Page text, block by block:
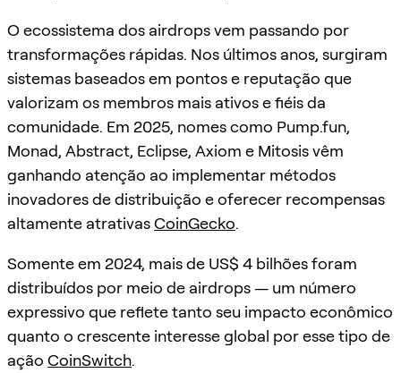
O ecossistema dos airdrops vem passando por
transformações rápidas. Nos últimos anos, surgiram
sistemas baseados em pontos e reputação que
valorizam os membros mais ativos e fiéis da
comunidade. Em 2025, nomes como Pump.fun,
Monad, Abstract, Eclipse, Axiom e Mitosis vêm
ganhando atenção ao implementar métodos
inovadores de distribuição e oferecer recompensas
altamente atrativasCoinGecko.
Somente em 2024, mais de US$ 4 bilhões foram
distribuídos por meio de airdrops — um número
expressivo que reflete tanto seu impacto econômico
quanto o crescente interesse global por esse tipo de
ação CoinSwitch.